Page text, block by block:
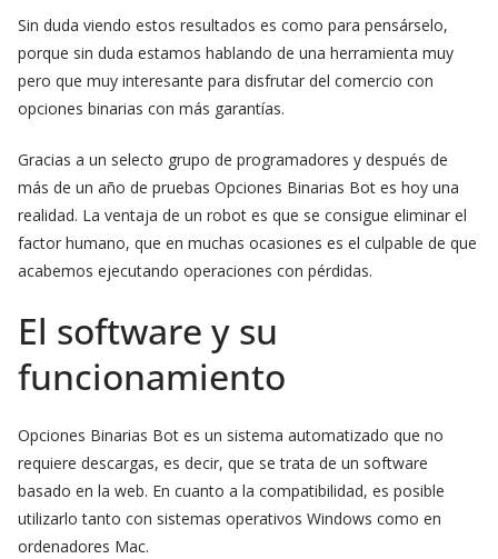
Sin duda viendo estos resultados es como para pensárselo,
porque sin duda estamos hablando de una herramienta muy
pero que muy interesante para disfrutar del comercio con
opciones binarias con más garantías.
Gracias a un selecto grupo de programadores y después de
más de un año de pruebas Opciones Binarias Bot es hoy una
realidad. La ventaja de un robot es que se consigue eliminar el
factor humano, que en muchas ocasiones es el culpable de que
acabemos ejecutando operaciones con pérdidas.
El software y su
funcionamiento
Opciones Binarias Bot es un sistema automatizado que no
requiere descargas, es decir, que se trata de un software
basado en la web. En cuanto a la compatibilidad, es posible
utilizarlo tanto con sistemas operativos Windows como en
ordenadores Mac.